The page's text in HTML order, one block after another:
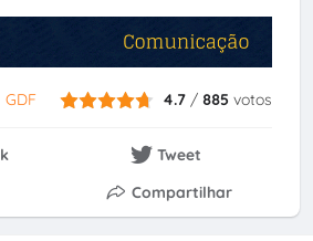
GDF 4.7 / 885 votos
Tweet
Compartilhar